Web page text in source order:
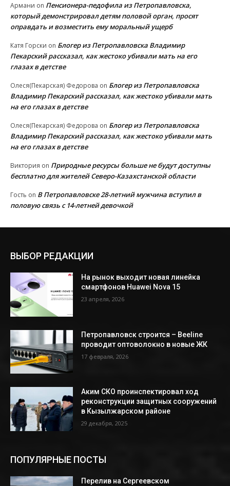
Армани on Пенсионера-педофила из Петропавловска,
который демонстрировал детям половой орган, просят
оправдать и возместить ему моральный ущерб
Катя Горски on Блогер из Петропавловска Владимир
Пекарский рассказал, как жестоко убивали мать на его
глазах в детстве
Олеся(Пекарская) Федорова on Блогер из Петропавловска
Владимир Пекарский рассказал, как жестоко убивали мать
на его глазах в детстве
Олеся(Пекарская) Федорова on Блогер из Петропавловска
Владимир Пекарский рассказал, как жестоко убивали мать
на его глазах в детстве
Виктория on Природные ресурсы больше не будут доступны
бесплатно для жителей Северо-Казахстанской области
Гость on В Петропавловске 28-летний мужчина вступил в
половую связь с 14-летней девочкой
ВЫБОР РЕДАКЦИИ
На рынок выходит новая линейка
смартфонов Huawei Nova 15
23 апреля, 2026
Петропавловск строится – Beeline
проводит оптоволокно в новые ЖК
17 февраля, 2026
Аким СКО проинспектировал ход
реконструкции защитных сооружений
в Кызылжарском районе
29 декабря, 2025
ПОПУЛЯРНЫЕ ПОСТЫ
Перелив на Сергеевском